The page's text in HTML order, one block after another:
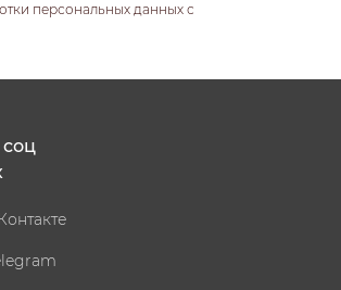
персональных данных с